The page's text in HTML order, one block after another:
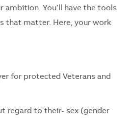
You’ll have the tools
that matter. Here, your work
for protected Veterans and
regard to their- sex (gender